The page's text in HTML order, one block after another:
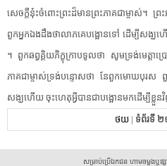
សេចក្ដី​នុ៎ះ​ចំពោះ​ព្រះ​ដ៏​មាន​ព្រះ​ភាគ​ជា​ម្ចាស់​។​ ​ព្
ពួក​អ្នកឯង​ដឹង​ថា​លាភ​គេ​បង្អោន​ទៅ​ ​ដើម្បី​សង្ឃ​
។​ ​ពួក​ឆ​ព្វ​គ្គិ​យ​ភិក្ខុ​ក្រាបទូល​ថា​ ​សូម​ទ្រង់​មេ​ត្ដា​ប្
ភាគ​ជា​ម្ចាស់​ទ្រង់​បន្ទោស​ថា​ ​នែ​ពួក​មោឃបុរស​
សង្ឃ​ហើយ​ ​ចុះ​ហេតុអ្វីបានជា​បង្អោន​មក​ដើម្បី​ខ្លួន​
ថយ| ទំព័រទី ២
សម្រាប់ប្រើឯកជន ហាមចម្លងឬ